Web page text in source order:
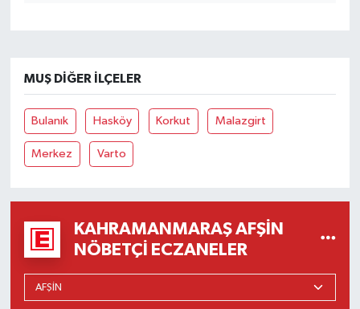
MUŞ DIĞER İLÇELER
Bulanık Hasköy Korkut Malazgirt
Merkez Varto
KAHRAMANMARAŞ AFŞIN
NÖBETÇI ECZANELER